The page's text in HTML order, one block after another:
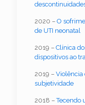
2020 – O
de UTI neonatal
2019 – Clínica
dispositivos ao
2019 – Violência
subjetividade
2018 –Tecendo